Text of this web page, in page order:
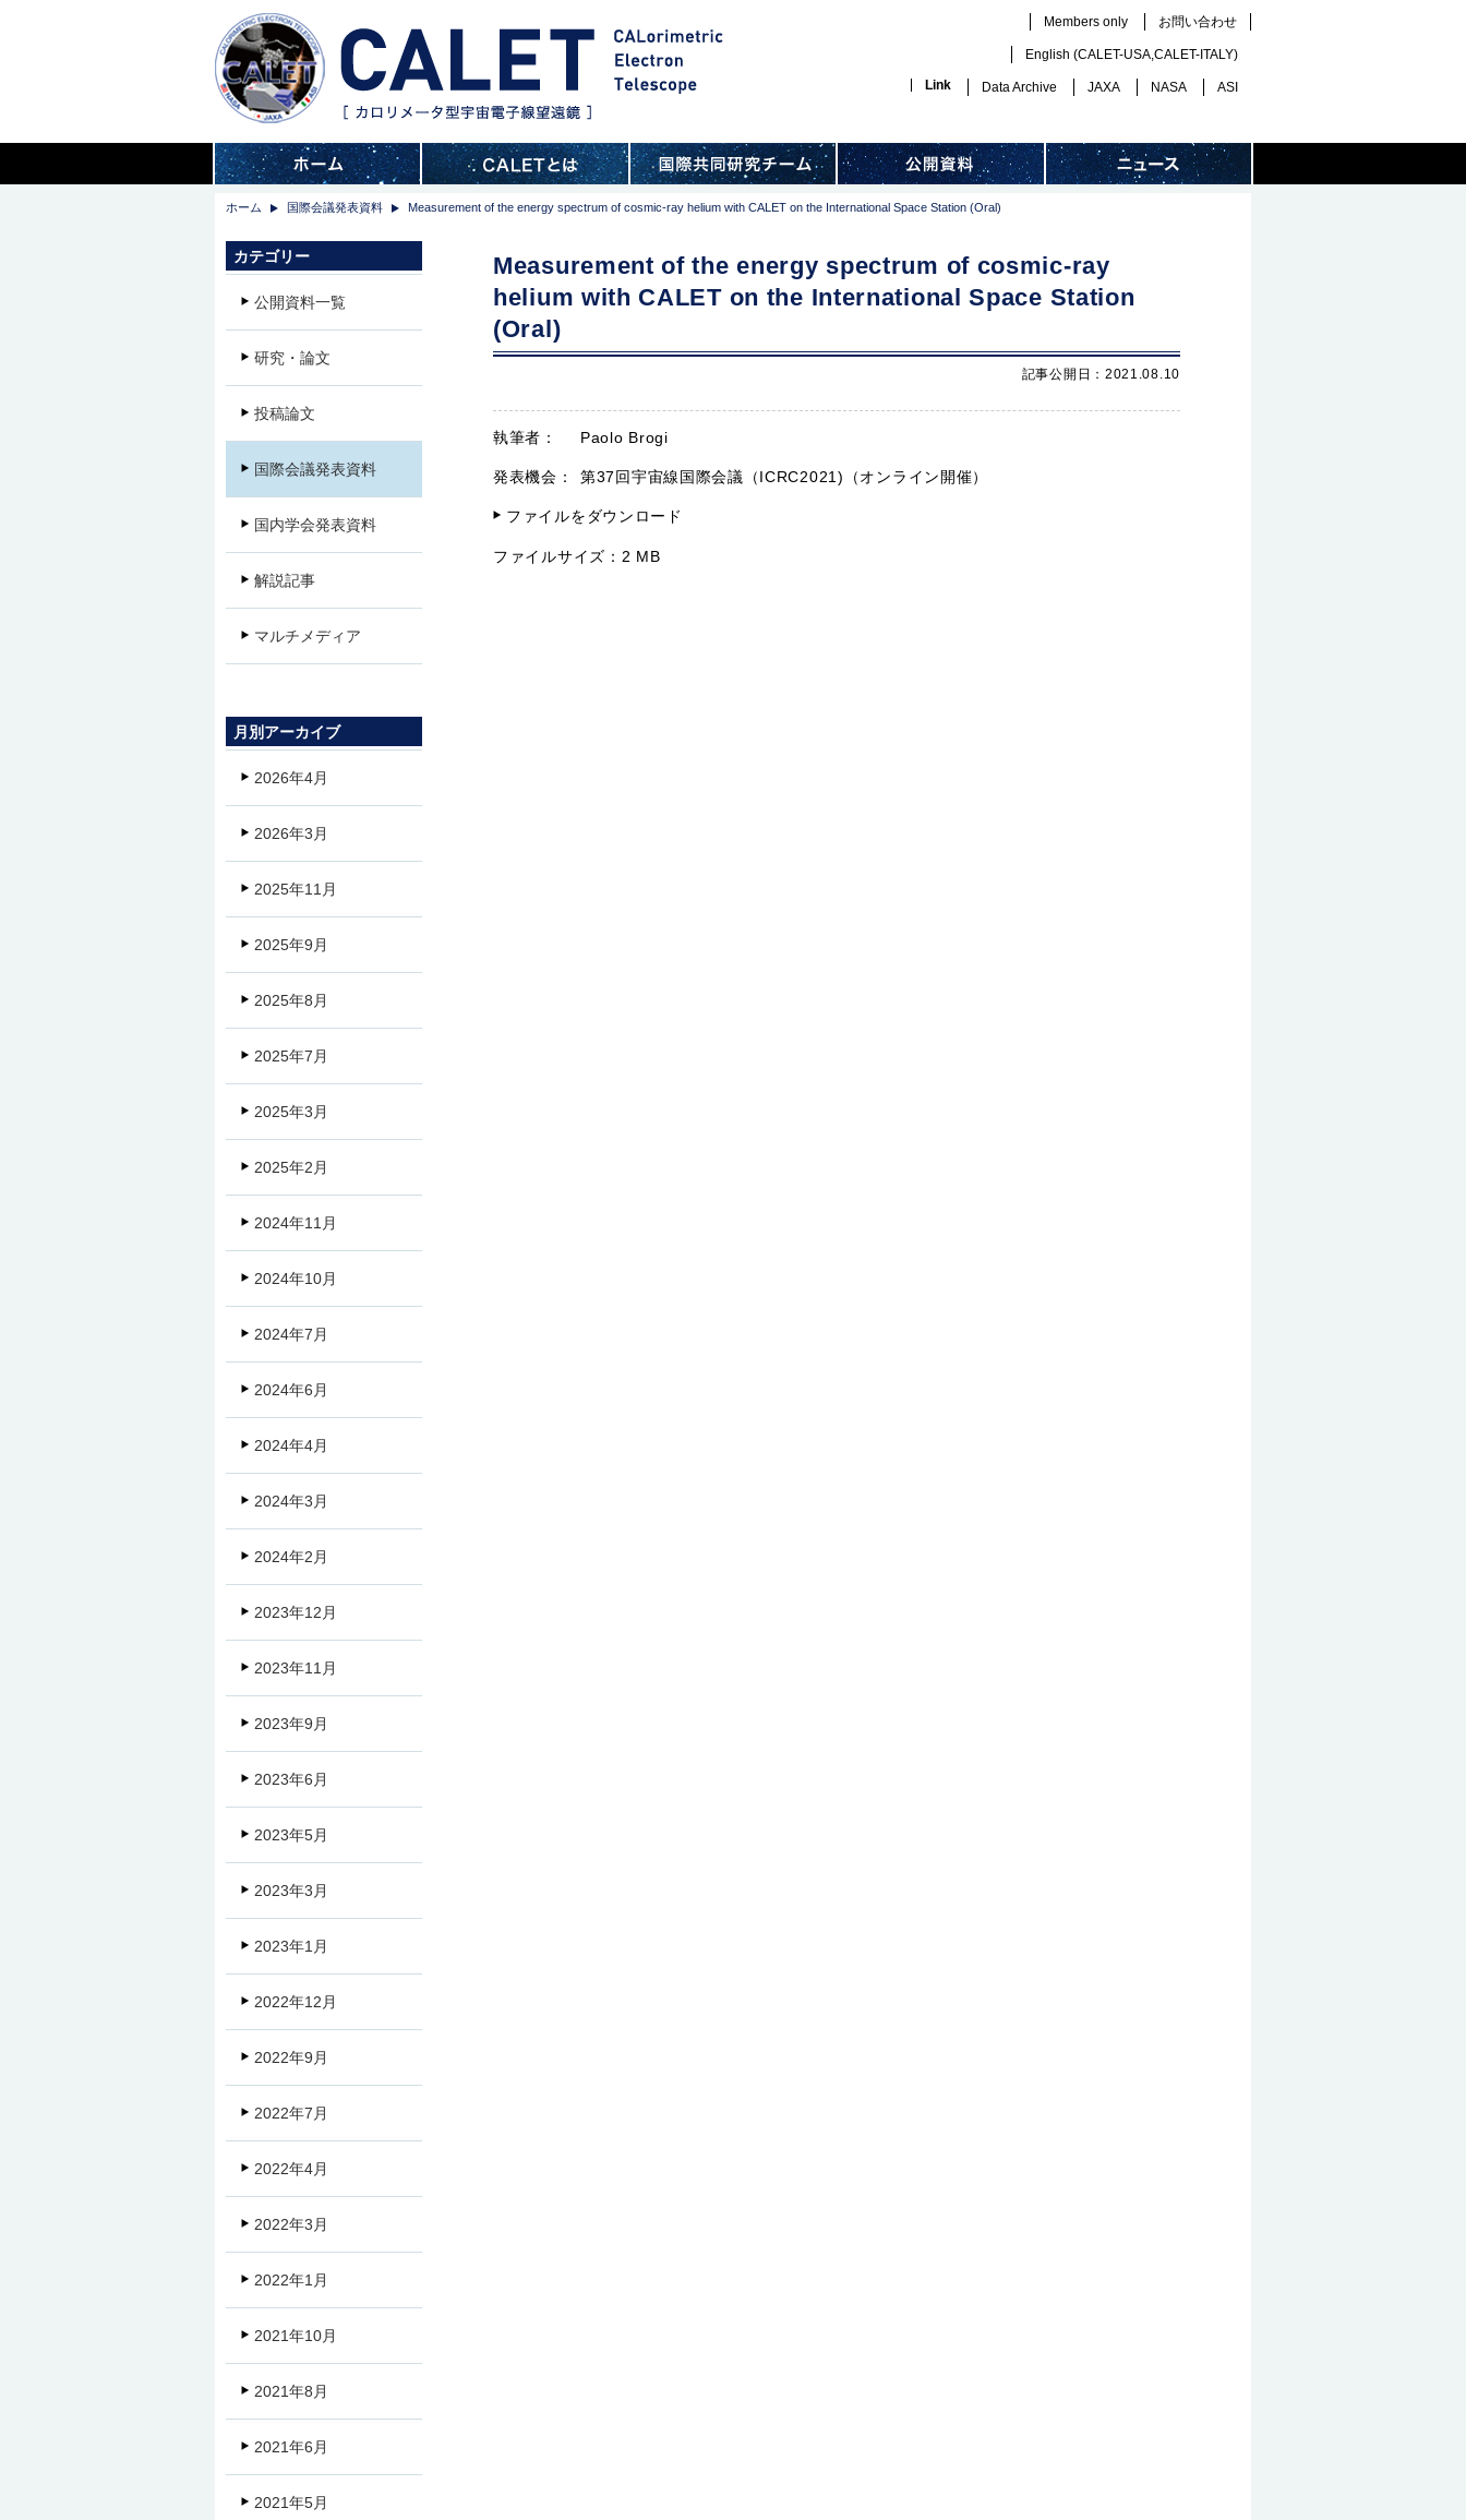
Members only お問い合わせ
English (CALET-USA,CALET-ITALY)
Link
Data Archive JAXA NASA ASI
ホーム 国際会議発表資料 Measurement of the energy spectrum of cosmic-ray helium with CALET on the International Space Station (Oral)
Measurement of the energy spectrum of cosmic-ray
helium with CALET on the International Space Station
(Oral)
記事公開日：2021.08.10
執筆者： Paolo Brogi
発表機会： 第37回宇宙線国際会議（ICRC2021)（オンライン開催）
ファイルをダウンロード
ファイルサイズ： 2 MB
カテゴリー
公開資料一覧
研究・論文
投稿論文
国際会議発表資料
国内学会発表資料
解説記事
マルチメディア
月別アーカイブ
2026年4月
2026年3月
2025年11月
2025年9月
2025年8月
2025年7月
2025年3月
2025年2月
2024年11月
2024年10月
2024年7月
2024年6月
2024年4月
2024年3月
2024年2月
2023年12月
2023年11月
2023年9月
2023年6月
2023年5月
2023年3月
2023年1月
2022年12月
2022年9月
2022年7月
2022年4月
2022年3月
2022年1月
2021年10月
2021年8月
2021年6月
2021年5月